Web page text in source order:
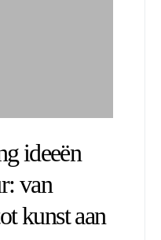
ideeën
van
kunst aan